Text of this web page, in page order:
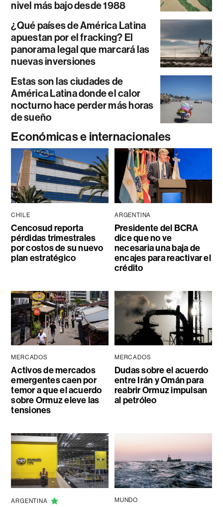
nivel más bajo desde 1988
¿Qué países de América Latina
apuestan por el fracking? El
panorama legal que marcará las
nuevas inversiones
Estas son las ciudades de
América Latina donde el calor
nocturno hace perder más horas
de sueño
Económicas e internacionales
CHILE
Cencosud reporta
pérdidas trimestrales
por costos de su nuevo
plan estratégico
ARGENTINA
Presidente del BCRA
dice que no ve
necesaria una baja de
encajes para reactivar el
crédito
MERCADOS
Activos de mercados
emergentes caen por
temor a que el acuerdo
sobre Ormuz eleve las
tensiones
MERCADOS
Dudas sobre el acuerdo
entre Irán y Omán para
reabrir Ormuz impulsan
al petróleo
ARGENTINA MUNDO